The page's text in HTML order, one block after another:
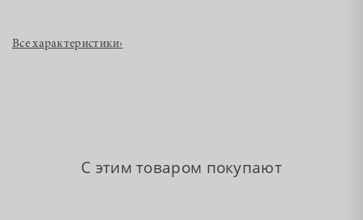
Все характеристики›
С этим товаром покупают